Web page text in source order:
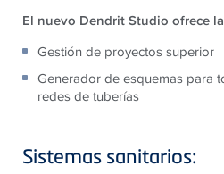
El nuevo Dendrit Studio ofrece
Gestión de proyectos superior
Generador de esquemas para
redes de tuberías
Sistemas sanitarios: